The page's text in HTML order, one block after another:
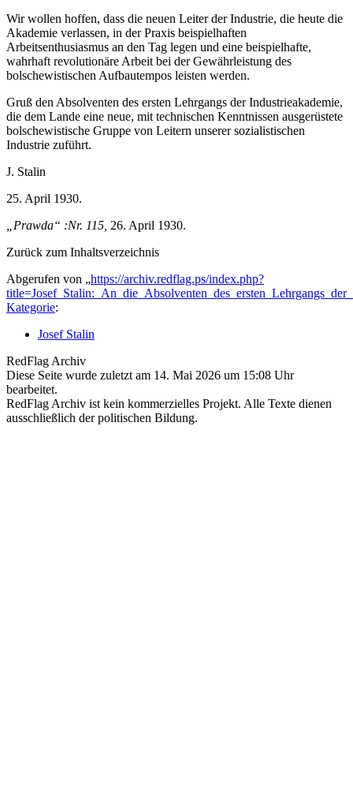
Wir wollen hoffen, dass die neuen Leiter der Industrie, die heute die
Akademie verlassen, in der Praxis beispielhaften
Arbeitsenthusiasmus an den Tag legen und eine beispielhafte,
wahrhaft revolutionäre Arbeit bei der Gewährleistung des
bolschewistischen Aufbautempos leisten werden.
Gruß den Absolventen des ersten Lehrgangs der Industrieakademie,
die dem Lande eine neue, mit technischen Kenntnissen ausgerüstete
bolschewistische Gruppe von Leitern unserer sozialistischen
Industrie zuführt.
J. Stalin
25. April 1930.
„Prawda“ :Nr. 115, 26. April 1930.
Zurück zum Inhaltsverzeichnis
Abgerufen von „https://archiv.redflag.ps/index.php?
Kategorie:
Josef Stalin
RedFlag Archiv
Diese Seite wurde zuletzt am 14. Mai 2026 um 15:08 Uhr
bearbeitet.
RedFlag Archiv ist kein kommerzielles Projekt. Alle Texte dienen
ausschließlich der politischen Bildung.